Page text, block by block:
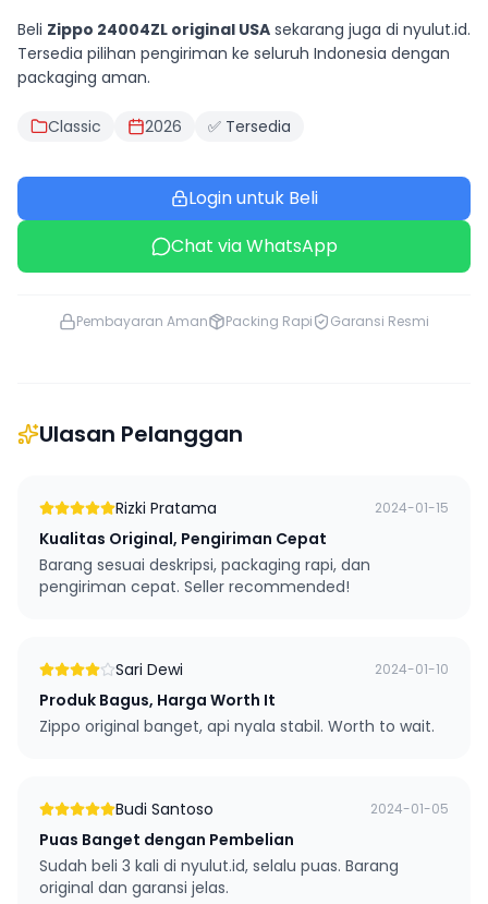
Beli Zippo 24004ZL original USA sekarang juga di nyulut.id.
Tersedia pilihan pengiriman ke seluruh Indonesia dengan
packaging aman.
Classic 2026 ✅ Tersedia
Login untuk Beli
Chat via WhatsApp
Pembayaran Aman Packing Rapi Garansi Resmi
Ulasan Pelanggan
Rizki Pratama 2024-01-15
Kualitas Original, Pengiriman Cepat
Barang sesuai deskripsi, packaging rapi, dan
pengiriman cepat. Seller recommended!
Sari Dewi 2024-01-10
Produk Bagus, Harga Worth It
Zippo original banget, api nyala stabil. Worth to wait.
Budi Santoso 2024-01-05
Puas Banget dengan Pembelian
Sudah beli 3 kali di nyulut.id, selalu puas. Barang
original dan garansi jelas.